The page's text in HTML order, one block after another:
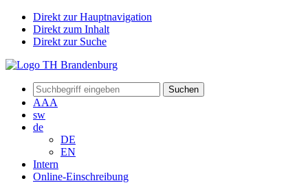
Direkt zur Hauptnavigation
Direkt zum Inhalt
Direkt zur Suche
Suchen
AAA
sw
de
DE
EN
Intern
Online-Einschreibung